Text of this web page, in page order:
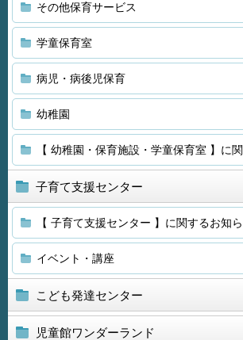
その他保育サービス
学童保育室
病児・病後児保育
幼稚園
【 幼稚園・保育施設・学童保育室 】に
子育て支援センター
【 子育て支援センター 】に関するお知
イベント・講座
こども発達センター
児童館ワンダーランド